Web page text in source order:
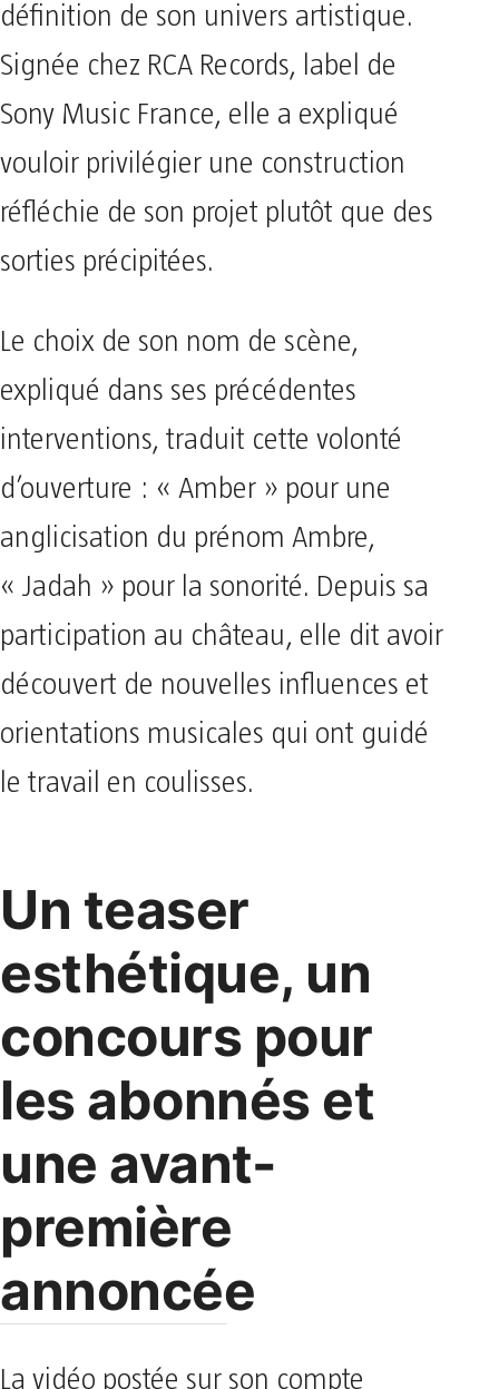
définition de son univers artistique.
Signée chez RCA Records, label de
Sony Music France, elle a expliqué
vouloir privilégier une construction
réfléchie de son projet plutôt que des
sorties précipitées.
Le choix de son nom de scène,
expliqué dans ses précédentes
interventions, traduit cette volonté
d’ouverture : « Amber » pour une
anglicisation du prénom Ambre,
« Jadah » pour la sonorité. Depuis sa
participation au château, elle dit avoir
découvert de nouvelles influences et
orientations musicales qui ont guidé
le travail en coulisses.
Un teaser
esthétique, un
concours pour
les abonnés et
une avant-
première
annoncée
La vidéo postée sur son compte